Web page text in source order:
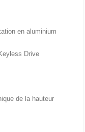
en aluminium
Drive
de la hauteur